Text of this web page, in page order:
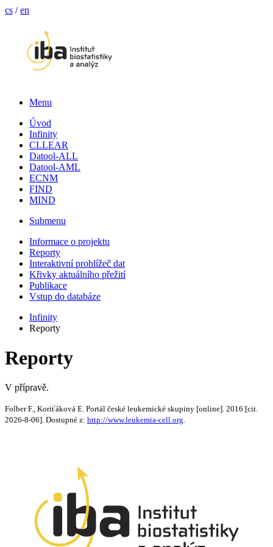
cs /en
Menu
Úvod
Infinity
CLLEAR
Datool-ALL
Datool-AML
ECNM
FIND
MIND
Submenu
Informace o projektu
Reporty
Interaktivní prohlížeč dat
Křivky aktuálního přežití
Publikace
Vstup do databáze
Infinity
Reporty
Reporty
V přípravě.
Folber F., Koriťáková E. Portál české leukemické skupiny [online]. 2016 [cit.
2026-8-06]. Dostupné z: http://www.leukemia-cell.org.